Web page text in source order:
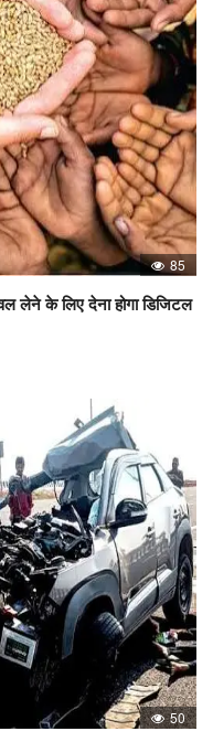
85
लेने के लिए देना होगा डिजिटल
50